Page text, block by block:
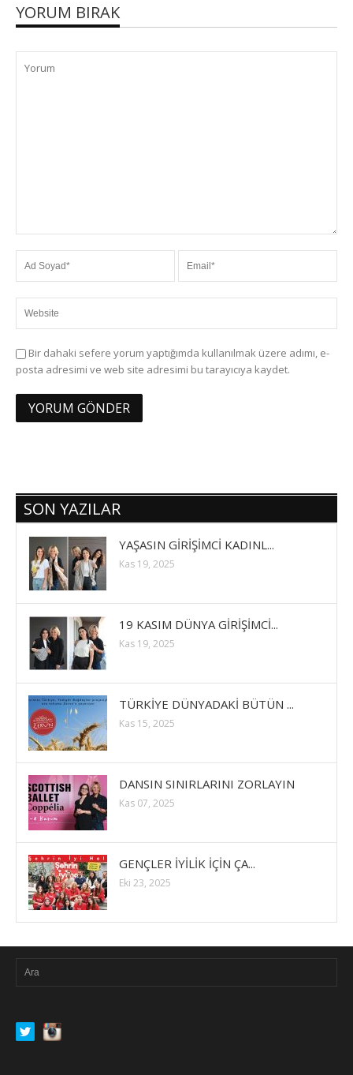
YORUM BIRAK
Bir dahaki sefere yorum yaptığımda kullanılmak üzere adımı, e-
posta adresimi ve web site adresimi bu tarayıcıya kaydet.
SON YAZILAR
YAŞASIN GİRİŞİMCİ KADINL...
Kas 19, 2025
19 KASIM DÜNYA GİRİŞİMCİ...
Kas 19, 2025
TÜRKİYE DÜNYADAKİ BÜTÜN ...
Kas 15, 2025
DANSIN SINIRLARINI ZORLAYIN
Kas 07, 2025
GENÇLER İYİLİK İÇİN ÇA...
Eki 23, 2025